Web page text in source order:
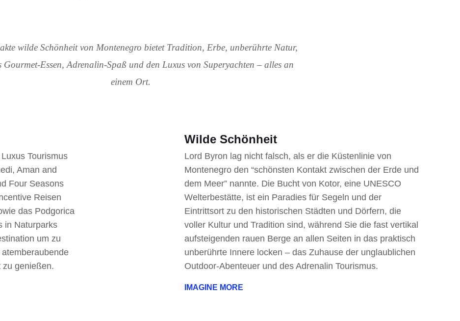
wilde Schönheit von Montenegro bietet Tradition, Erbe, unberührte Natur,
Gourmet-Essen, Adrenalin-Spaß und den Luxus von Superyachten – alles an
einem Ort.
Tourismus
Aman and
Four Seasons
Reisen
das Podgorica
in Naturparks
um zu
zu genießen.
Wilde Schönheit
Lord Byron lag nicht falsch, als er die Küstenlinie von
Montenegro den “schönsten Kontakt zwischen der Erde und
dem Meer” nannte. Die Bucht von Kotor, eine UNESCO
Welterbestätte, ist ein Paradies für Segeln und der
Eintrittsort zu den historischen Städten und Dörfern, die
voller Kultur und Tradition sind, während Sie die fast vertikal
aufsteigenden rauen Berge an allen Seiten in das praktisch
unberührte Innere locken – das Zuhause der unglaublichen
Outdoor-Abenteuer und des Adrenalin Tourismus.
IMAGINE MORE